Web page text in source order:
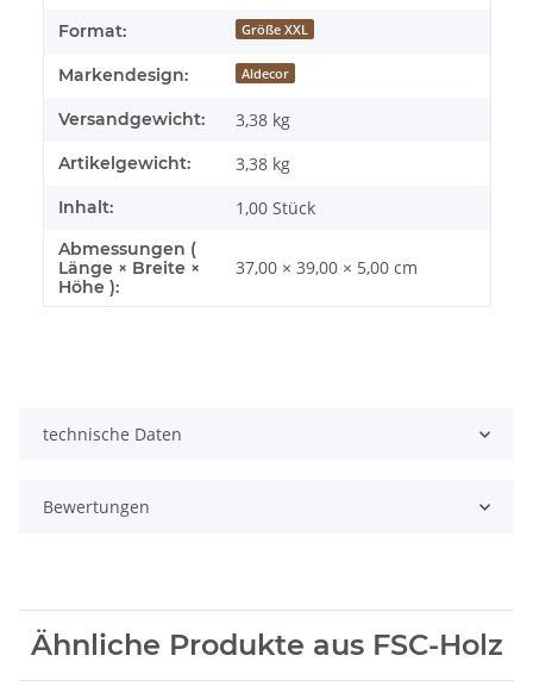
Format: Größe XXL
Markendesign: Aldecor
Versandgewicht: 3,38 kg
Artikelgewicht: 3,38 kg
Inhalt: 1,00 Stück
Abmessungen (
Länge × Breite ×
Höhe ):
37,00 × 39,00 × 5,00 cm
technische Daten
Bewertungen
Ähnliche Produkte aus FSC-Holz